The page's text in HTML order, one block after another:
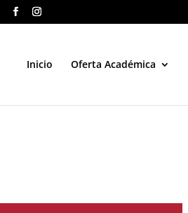
Inicio Oferta Académica